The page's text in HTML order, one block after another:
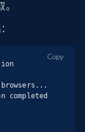
completed
Copy